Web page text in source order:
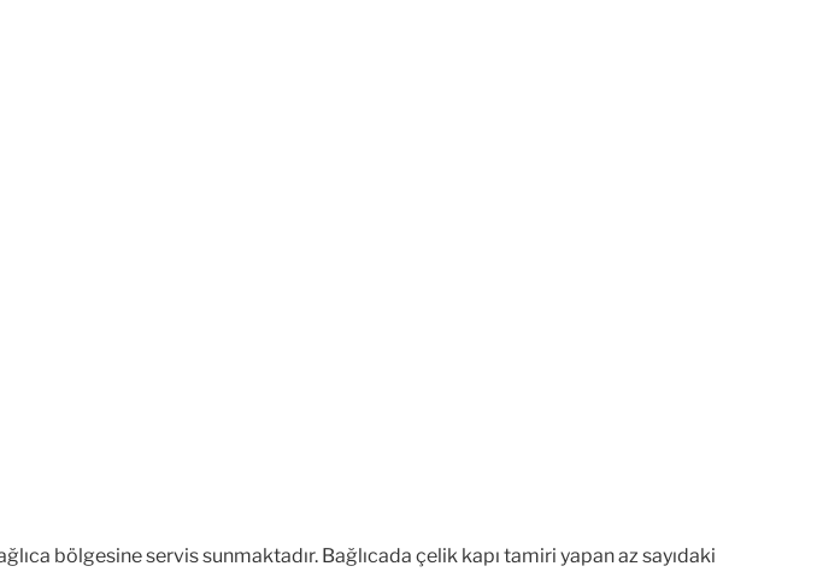
bölgesine servis sunmaktadır. Bağlıcada çelik kapı tamiri yapan az sayıdaki